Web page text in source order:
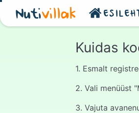
Nutivillak
Kuidas
1. Esmalt
2. Vali menüüst
3. Vajuta